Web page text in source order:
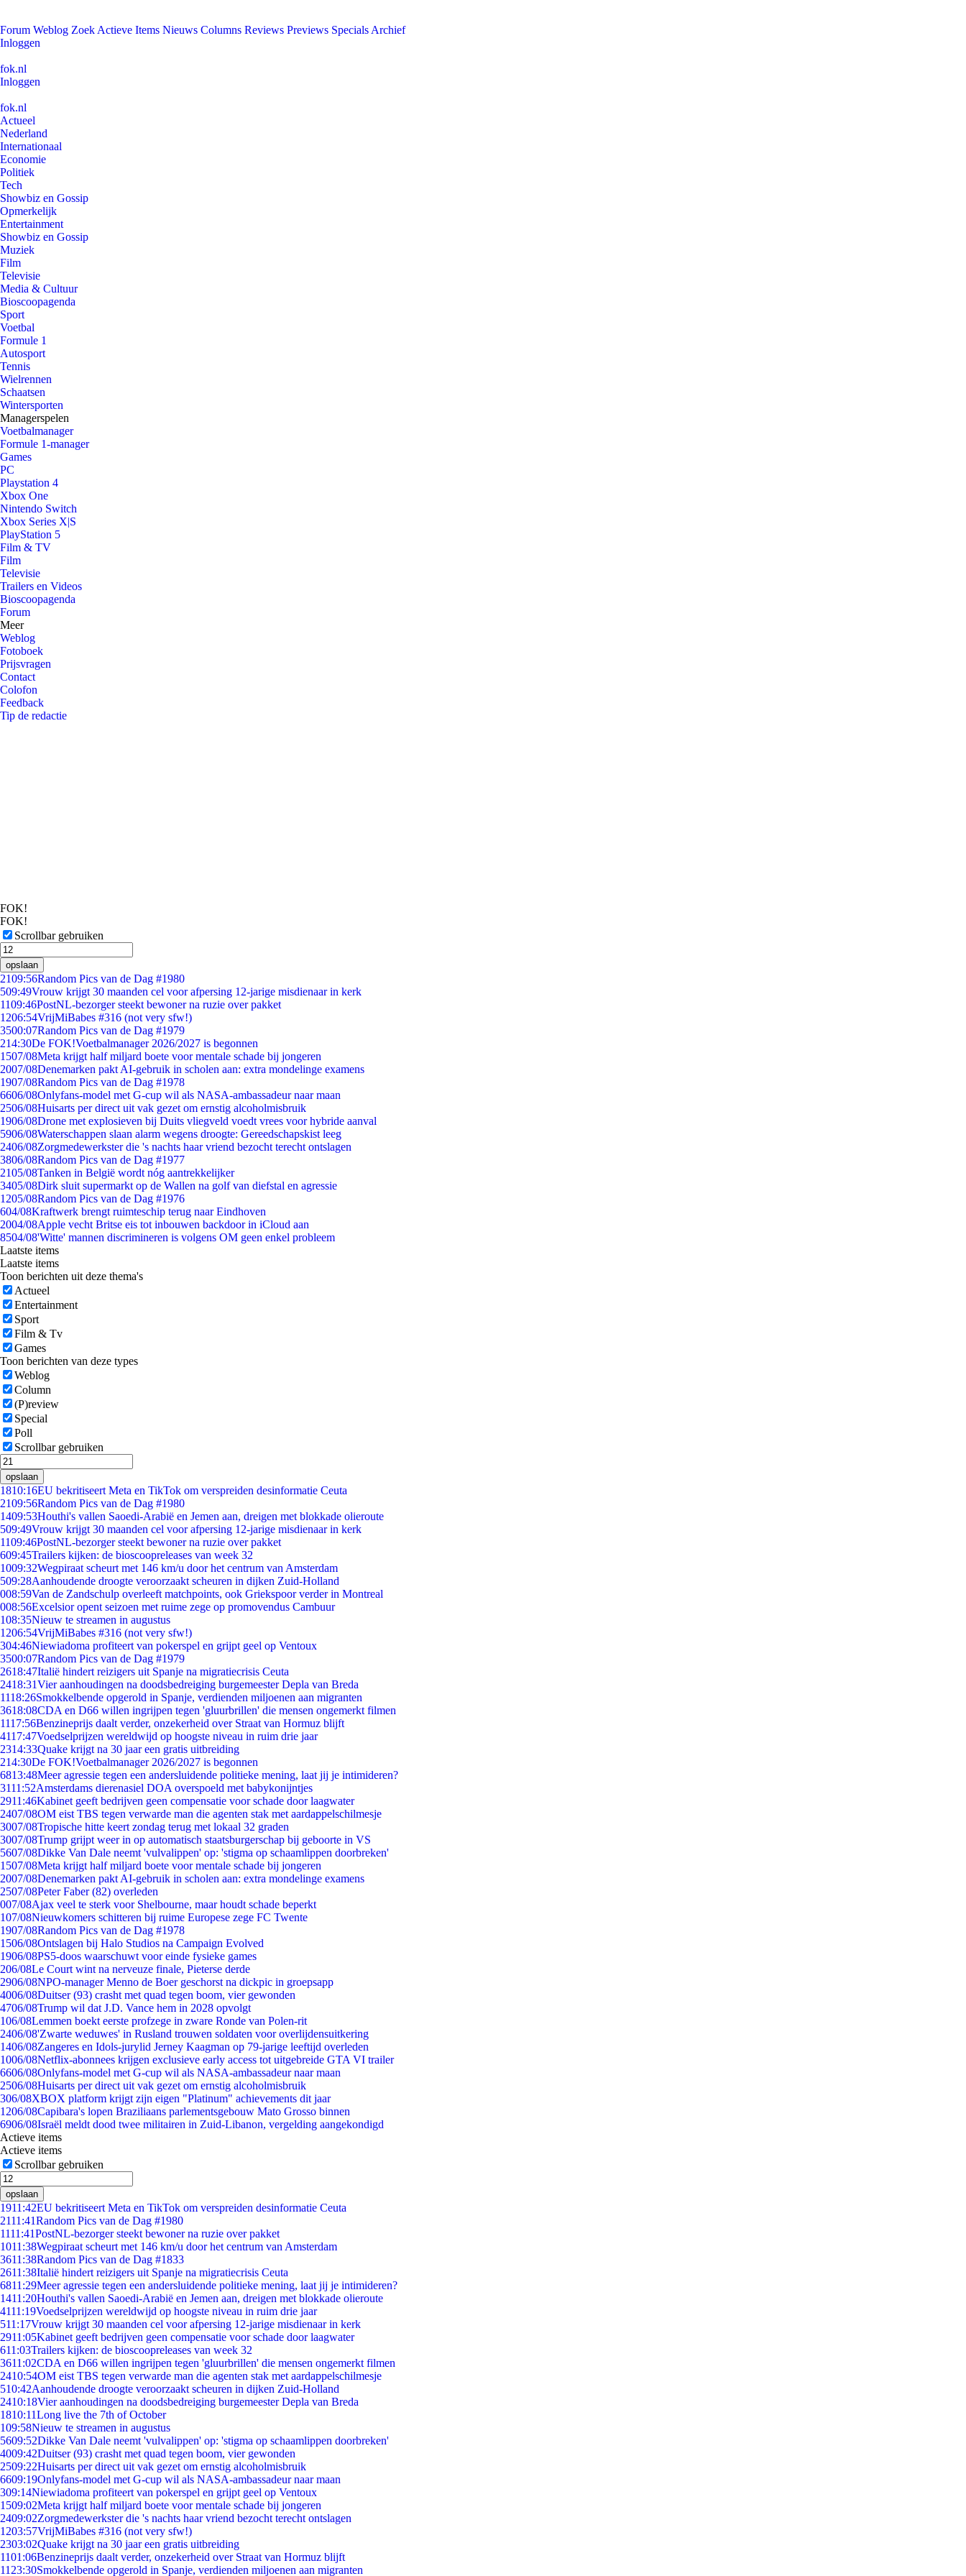
Forum Weblog Zoek Actieve Items Nieuws Columns Reviews Previews Specials Archief
Inloggen
fok.nl
Inloggen
fok.nl
Actueel
Nederland
Internationaal
Economie
Politiek
Tech
Showbiz en Gossip
Opmerkelijk
Entertainment
Showbiz en Gossip
Muziek
Film
Televisie
Media & Cultuur
Bioscoopagenda
Sport
Voetbal
Formule 1
Autosport
Tennis
Wielrennen
Schaatsen
Wintersporten
Managerspelen
Voetbalmanager
Formule 1-manager
Games
PC
Playstation 4
Xbox One
Nintendo Switch
Xbox Series X|S
PlayStation 5
Film & TV
Film
Televisie
Trailers en Videos
Bioscoopagenda
Forum
Meer
Weblog
Fotoboek
Prijsvragen
Contact
Colofon
Feedback
Tip de redactie
FOK!
FOK!
Scrollbar gebruiken
opslaan
2109:56Random Pics van de Dag #1980
509:49Vrouw krijgt 30 maanden cel voor afpersing 12-jarige misdienaar in kerk
1109:46PostNL-bezorger steekt bewoner na ruzie over pakket
1206:54VrijMiBabes #316 (not very sfw!)
3500:07Random Pics van de Dag #1979
214:30De FOK!Voetbalmanager 2026/2027 is begonnen
1507/08Meta krijgt half miljard boete voor mentale schade bij jongeren
2007/08Denemarken pakt AI-gebruik in scholen aan: extra mondelinge examens
1907/08Random Pics van de Dag #1978
6606/08Onlyfans-model met G-cup wil als NASA-ambassadeur naar maan
2506/08Huisarts per direct uit vak gezet om ernstig alcoholmisbruik
1906/08Drone met explosieven bij Duits vliegveld voedt vrees voor hybride aanval
5906/08Waterschappen slaan alarm wegens droogte: Gereedschapskist leeg
2406/08Zorgmedewerkster die 's nachts haar vriend bezocht terecht ontslagen
3806/08Random Pics van de Dag #1977
2105/08Tanken in België wordt nóg aantrekkelijker
3405/08Dirk sluit supermarkt op de Wallen na golf van diefstal en agressie
1205/08Random Pics van de Dag #1976
604/08Kraftwerk brengt ruimteschip terug naar Eindhoven
2004/08Apple vecht Britse eis tot inbouwen backdoor in iCloud aan
8504/08'Witte' mannen discrimineren is volgens OM geen enkel probleem
Laatste items
Laatste items
Toon berichten uit deze thema's
Actueel
Entertainment
Sport
Film & Tv
Games
Toon berichten van deze types
Weblog
Column
(P)review
Special
Poll
Scrollbar gebruiken
opslaan
1810:16EU bekritiseert Meta en TikTok om verspreiden desinformatie Ceuta
2109:56Random Pics van de Dag #1980
1409:53Houthi's vallen Saoedi-Arabië en Jemen aan, dreigen met blokkade olieroute
509:49Vrouw krijgt 30 maanden cel voor afpersing 12-jarige misdienaar in kerk
1109:46PostNL-bezorger steekt bewoner na ruzie over pakket
609:45Trailers kijken: de bioscoopreleases van week 32
1009:32Wegpiraat scheurt met 146 km/u door het centrum van Amsterdam
509:28Aanhoudende droogte veroorzaakt scheuren in dijken Zuid-Holland
008:59Van de Zandschulp overleeft matchpoints, ook Griekspoor verder in Montreal
008:56Excelsior opent seizoen met ruime zege op promovendus Cambuur
108:35Nieuw te streamen in augustus
1206:54VrijMiBabes #316 (not very sfw!)
304:46Niewiadoma profiteert van pokerspel en grijpt geel op Ventoux
3500:07Random Pics van de Dag #1979
2618:47Italië hindert reizigers uit Spanje na migratiecrisis Ceuta
2418:31Vier aanhoudingen na doodsbedreiging burgemeester Depla van Breda
1118:26Smokkelbende opgerold in Spanje, verdienden miljoenen aan migranten
3618:08CDA en D66 willen ingrijpen tegen 'gluurbrillen' die mensen ongemerkt filmen
1117:56Benzineprijs daalt verder, onzekerheid over Straat van Hormuz blijft
4117:47Voedselprijzen wereldwijd op hoogste niveau in ruim drie jaar
2314:33Quake krijgt na 30 jaar een gratis uitbreiding
214:30De FOK!Voetbalmanager 2026/2027 is begonnen
6813:48Meer agressie tegen een andersluidende politieke mening, laat jij je intimideren?
3111:52Amsterdams dierenasiel DOA overspoeld met babykonijntjes
2911:46Kabinet geeft bedrijven geen compensatie voor schade door laagwater
2407/08OM eist TBS tegen verwarde man die agenten stak met aardappelschilmesje
3007/08Tropische hitte keert zondag terug met lokaal 32 graden
3007/08Trump grijpt weer in op automatisch staatsburgerschap bij geboorte in VS
5607/08Dikke Van Dale neemt 'vulvalippen' op: 'stigma op schaamlippen doorbreken'
1507/08Meta krijgt half miljard boete voor mentale schade bij jongeren
2007/08Denemarken pakt AI-gebruik in scholen aan: extra mondelinge examens
2507/08Peter Faber (82) overleden
007/08Ajax veel te sterk voor Shelbourne, maar houdt schade beperkt
107/08Nieuwkomers schitteren bij ruime Europese zege FC Twente
1907/08Random Pics van de Dag #1978
1506/08Ontslagen bij Halo Studios na Campaign Evolved
1906/08PS5-doos waarschuwt voor einde fysieke games
206/08Le Court wint na nerveuze finale, Pieterse derde
2906/08NPO-manager Menno de Boer geschorst na dickpic in groepsapp
4006/08Duitser (93) crasht met quad tegen boom, vier gewonden
4706/08Trump wil dat J.D. Vance hem in 2028 opvolgt
106/08Lemmen boekt eerste profzege in zware Ronde van Polen-rit
2406/08'Zwarte weduwes' in Rusland trouwen soldaten voor overlijdensuitkering
1406/08Zangeres en Idols-jurylid Jerney Kaagman op 79-jarige leeftijd overleden
1006/08Netflix-abonnees krijgen exclusieve early access tot uitgebreide GTA VI trailer
6606/08Onlyfans-model met G-cup wil als NASA-ambassadeur naar maan
2506/08Huisarts per direct uit vak gezet om ernstig alcoholmisbruik
306/08XBOX platform krijgt zijn eigen "Platinum" achievements dit jaar
1206/08Capibara's lopen Braziliaans parlementsgebouw Mato Grosso binnen
6906/08Israël meldt dood twee militairen in Zuid-Libanon, vergelding aangekondigd
Actieve items
Actieve items
Scrollbar gebruiken
opslaan
1911:42EU bekritiseert Meta en TikTok om verspreiden desinformatie Ceuta
2111:41Random Pics van de Dag #1980
1111:41PostNL-bezorger steekt bewoner na ruzie over pakket
1011:38Wegpiraat scheurt met 146 km/u door het centrum van Amsterdam
3611:38Random Pics van de Dag #1833
2611:38Italië hindert reizigers uit Spanje na migratiecrisis Ceuta
6811:29Meer agressie tegen een andersluidende politieke mening, laat jij je intimideren?
1411:20Houthi's vallen Saoedi-Arabië en Jemen aan, dreigen met blokkade olieroute
4111:19Voedselprijzen wereldwijd op hoogste niveau in ruim drie jaar
511:17Vrouw krijgt 30 maanden cel voor afpersing 12-jarige misdienaar in kerk
2911:05Kabinet geeft bedrijven geen compensatie voor schade door laagwater
611:03Trailers kijken: de bioscoopreleases van week 32
3611:02CDA en D66 willen ingrijpen tegen 'gluurbrillen' die mensen ongemerkt filmen
2410:54OM eist TBS tegen verwarde man die agenten stak met aardappelschilmesje
510:42Aanhoudende droogte veroorzaakt scheuren in dijken Zuid-Holland
2410:18Vier aanhoudingen na doodsbedreiging burgemeester Depla van Breda
1810:11Long live the 7th of October
109:58Nieuw te streamen in augustus
5609:52Dikke Van Dale neemt 'vulvalippen' op: 'stigma op schaamlippen doorbreken'
4009:42Duitser (93) crasht met quad tegen boom, vier gewonden
2509:22Huisarts per direct uit vak gezet om ernstig alcoholmisbruik
6609:19Onlyfans-model met G-cup wil als NASA-ambassadeur naar maan
309:14Niewiadoma profiteert van pokerspel en grijpt geel op Ventoux
1509:02Meta krijgt half miljard boete voor mentale schade bij jongeren
2409:02Zorgmedewerkster die 's nachts haar vriend bezocht terecht ontslagen
1203:57VrijMiBabes #316 (not very sfw!)
2303:02Quake krijgt na 30 jaar een gratis uitbreiding
1101:06Benzineprijs daalt verder, onzekerheid over Straat van Hormuz blijft
11 23:30Smokkelbende opgerold in Spanje, verdienden miljoenen aan migranten